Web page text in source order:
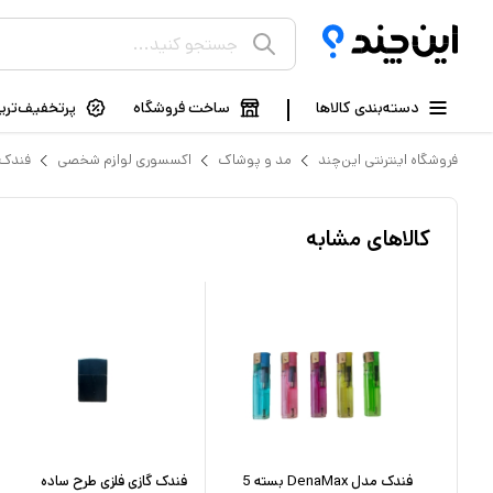
دسته‌بندی کالاها ساخت فروشگاه
فروشگاه اینترنتی این‌چند مد و پوشاک اکسسوری لوازم شخصی فندک
کالاهای مشابه
فندک مدل DenaMax بسته 5
فندک گازی فلزی طرح ساده